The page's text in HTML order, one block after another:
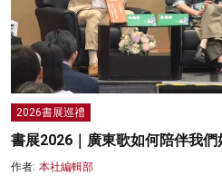
2026書展巡禮
書展2026｜廣東歌如何陪伴我們
作者: 本社編輯部